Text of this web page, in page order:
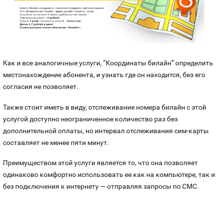
Как и все аналогичные услуги, “Координаты билайн” определить
местонахождение абонента, и узнать где он находится, без его
согласия не позволяет.
Также стоит иметь в виду, отслеживание номера билайн с этой
услугой доступно неограниченное количество раз без
дополнительной оплаты, но интервал отслеживания сим-карты
составляет не менее пяти минут.
Преимуществом этой услуги является то, что она позволяет
одинаково комфортно использовать ее как на компьютере, так и
без подключения к интернету — отправляя запросы по СМС.